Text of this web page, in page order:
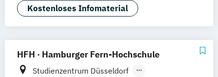
Wirtschaftspsychologie
Wirtschaftspsychologie - Digital
Leistungspsychologie
Kostenloses Infomaterial
HFH · Hamburger Fern-Hochschule
Studienzentrum Düsseldorf